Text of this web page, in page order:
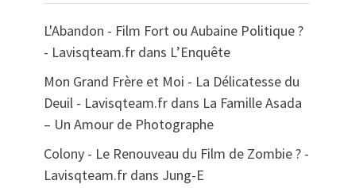
L'Abandon - Film Fort ou Aubaine Politique ?
- Lavisqteam.frdans L’Enquête
Mon Grand Frère et Moi - La Délicatesse du
Deuil - Lavisqteam.frdans La Famille Asada
– Un Amour de Photographe
Colony - Le Renouveau du Film de Zombie ? -
Lavisqteam.frdans Jung-E